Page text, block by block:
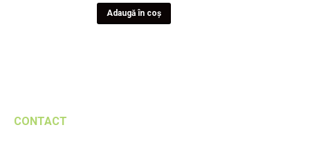
Adaugă în coș
CONTACT